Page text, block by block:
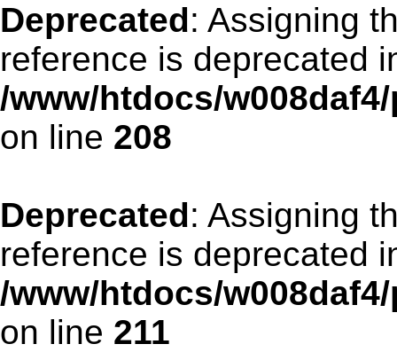
Deprecated: Assigning
reference is deprecated
/www/htdocs/
on line 208
Deprecated: Assigning
reference is deprecated
/www/htdocs/
on line 211